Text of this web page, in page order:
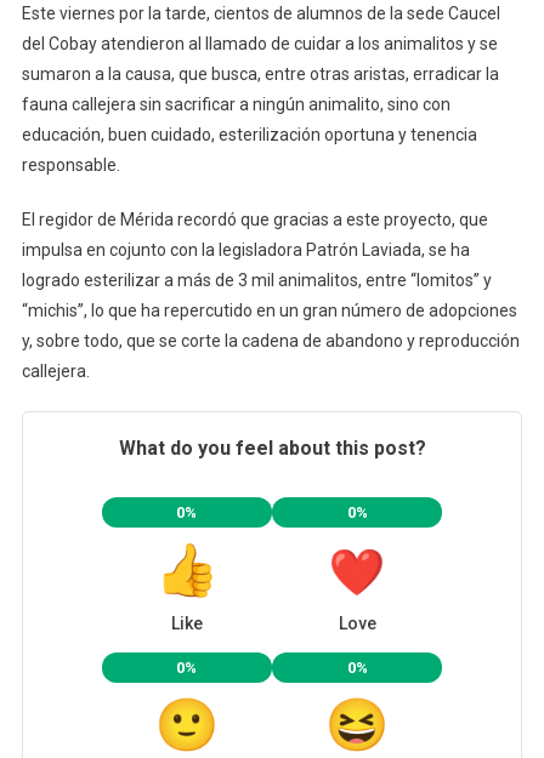
Este viernes por la tarde, cientos de alumnos de la sede Caucel
del Cobay atendieron al llamado de cuidar a los animalitos y se
sumaron a la causa, que busca, entre otras aristas, erradicar la
fauna callejera sin sacrificar a ningún animalito, sino con
educación, buen cuidado, esterilización oportuna y tenencia
responsable.
El regidor de Mérida recordó que gracias a este proyecto, que
impulsa en cojunto con la legisladora Patrón Laviada, se ha
logrado esterilizar a más de 3 mil animalitos, entre “lomitos” y
“michis”, lo que ha repercutido en un gran número de adopciones
y, sobre todo, que se corte la cadena de abandono y reproducción
callejera.
What do you feel about this post?
0%
Like
0%
Love
0% 0%